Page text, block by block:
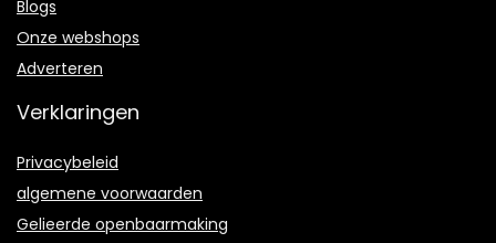
Blogs
Onze webshops
Adverteren
Verklaringen
Privacybeleid
algemene voorwaarden
Gelieerde openbaarmaking